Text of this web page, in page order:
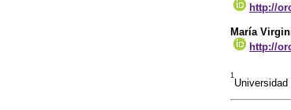
http://
María
http://
1